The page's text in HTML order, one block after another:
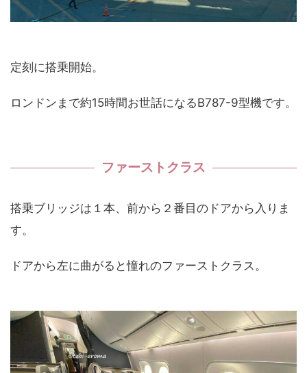
定刻に搭乗開始。
ロンドンまで約15時間お世話になるB787-9型機です。
ファーストクラス
搭乗ブリッジは１本、前から２番目のドアから入りま
す。
ドアから左に曲がると憧れのファーストクラス。